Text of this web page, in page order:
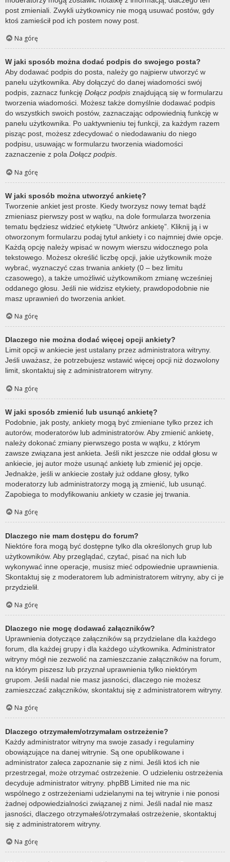
post zmieniali. Zwykli użytkownicy nie mogą usuwać postów, gdy
ktoś zamieścił pod ich postem nowy post.
Na górę
W jaki sposób można dodać podpis do swojego posta?
Aby dodawać podpis do posta, należy go najpierw utworzyć w
panelu użytkownika. Aby dołączyć do danej wiadomości swój
podpis, zaznacz funkcję Dołącz podpis znajdującą się w formularzu
tworzenia wiadomości. Możesz także domyślnie dodawać podpis
do wszystkich swoich postów, zaznaczając odpowiednią funkcję w
panelu użytkownika. Po uaktywnieniu tej funkcji, za każdym razem
pisząc post, możesz zdecydować o niedodawaniu do niego
podpisu, usuwając w formularzu tworzenia wiadomości
zaznaczenie z pola Dołącz podpis.
Na górę
W jaki sposób można utworzyć ankietę?
Tworzenie ankiet jest proste. Kiedy tworzysz nowy temat bądź
zmieniasz pierwszy post w wątku, na dole formularza tworzenia
tematu będziesz widzieć etykietę “Utwórz ankietę”. Kliknij ją i w
otworzonym formularzu podaj tytuł ankiety i co najmniej dwie opcje.
Każdą opcję należy wpisać w nowym wierszu widocznego pola
tekstowego. Możesz określić liczbę opcji, jakie użytkownik może
wybrać, wyznaczyć czas trwania ankiety (0 – bez limitu
czasowego), a także umożliwić użytkownikom zmianę wcześniej
oddanego głosu. Jeśli nie widzisz etykiety, prawdopodobnie nie
masz uprawnień do tworzenia ankiet.
Na górę
Dlaczego nie można dodać więcej opcji ankiety?
Limit opcji w ankiecie jest ustalany przez administratora witryny.
Jeśli uważasz, że potrzebujesz wstawić więcej opcji niż dozwolony
limit, skontaktuj się z administratorem witryny.
Na górę
W jaki sposób zmienić lub usunąć ankietę?
Podobnie, jak posty, ankiety mogą być zmieniane tylko przez ich
autorów, moderatorów lub administratorów. Aby zmienić ankietę,
należy dokonać zmiany pierwszego posta w wątku, z którym
zawsze związana jest ankieta. Jeśli nikt jeszcze nie oddał głosu w
ankiecie, jej autor może usunąć ankietę lub zmienić jej opcje.
Jednakże, jeśli w ankiecie zostały już oddane głosy, tylko
moderatorzy lub administratorzy mogą ją zmienić, lub usunąć.
Zapobiega to modyfikowaniu ankiety w czasie jej trwania.
Na górę
Dlaczego nie mam dostępu do forum?
Niektóre fora mogą być dostępne tylko dla określonych grup lub
użytkowników. Aby przeglądać, czytać, pisać na nich lub
wykonywać inne operacje, musisz mieć odpowiednie uprawnienia.
Skontaktuj się z moderatorem lub administratorem witryny, aby ci je
przydzielił.
Na górę
Dlaczego nie mogę dodawać załączników?
Uprawnienia dotyczące załączników są przydzielane dla każdego
forum, dla każdej grupy i dla każdego użytkownika. Administrator
witryny mógł nie zezwolić na zamieszczanie załączników na forum,
na którym piszesz lub przyznał uprawnienia tylko niektórym
grupom. Jeśli nadal nie masz jasności, dlaczego nie możesz
zamieszczać załączników, skontaktuj się z administratorem witryny.
Na górę
Dlaczego otrzymałem/otrzymałam ostrzeżenie?
Każdy administrator witryny ma swoje zasady i regulaminy
obowiązujące na danej witrynie. Są one opublikowane i
administrator zaleca zapoznanie się z nimi. Jeśli ktoś ich nie
przestrzegał, może otrzymać ostrzeżenie. O udzieleniu ostrzeżenia
decyduje administrator witryny. phpBB Limited nie ma nic
wspólnego z ostrzeżeniami udzielanymi na tej witrynie i nie ponosi
żadnej odpowiedzialności związanej z nimi. Jeśli nadal nie masz
jasności, dlaczego otrzymałeś/otrzymałaś ostrzeżenie, skontaktuj
się z administratorem witryny.
Na górę